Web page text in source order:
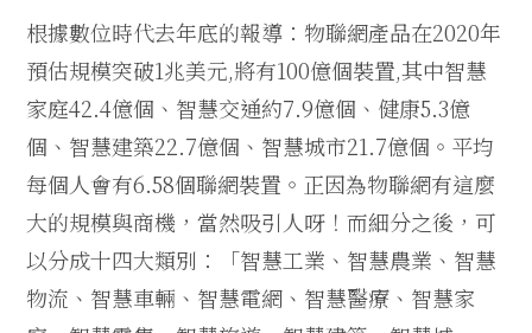
根據數位時代去年底的報導：物聯網產品在2020年
預估規模突破1兆美元,將有100億個裝置,其中智慧
家庭42.4億個、智慧交通約7.9億個、健康5.3億
個、智慧建築22.7億個、智慧城市21.7億個。平均
每個人會有6.58個聯網裝置。正因為物聯網有這麼
大的規模與商機，當然吸引人呀！而細分之後，可
以分成十四大類別：「智慧工業、智慧農業、智慧
物流、智慧車輛、智慧電網、智慧醫療、智慧家